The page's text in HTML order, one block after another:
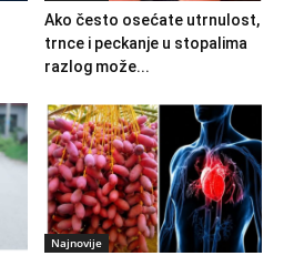
Ako često osećate utrnulost,
trnce i peckanje u stopalima
razlog može...
Najnovije